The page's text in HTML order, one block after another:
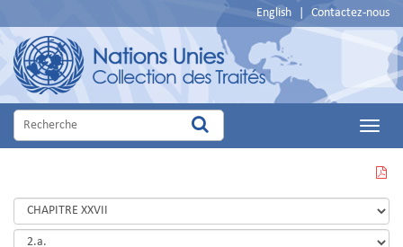
English Contactez-nous
Main
CETTE
PAGE
EN